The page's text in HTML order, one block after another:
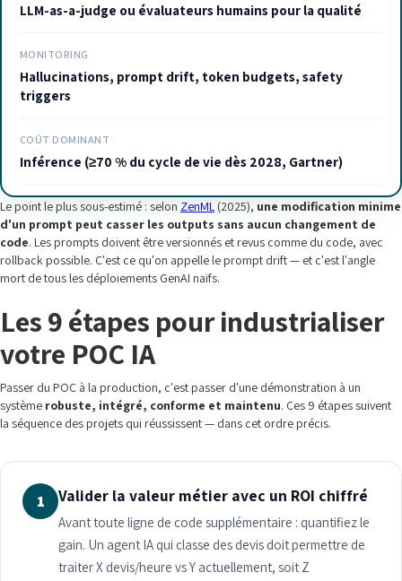
LLM-as-a-judge ou évaluateurs humains pour la qualité
MONITORING
Hallucinations, prompt drift, token budgets, safety
triggers
COÛT DOMINANT
Inférence (≥70 % du cycle de vie dès 2028, Gartner)
Le point le plus sous-estimé : selon ZenML (2025), une modification minime
d'un prompt peut casser les outputs sans aucun changement de
code. Les prompts doivent être versionnés et revus comme du code, avec
rollback possible. C'est ce qu'on appelle le prompt drift — et c'est l'angle
mort de tous les déploiements GenAI naïfs.
Les 9 étapes pour industrialiser
votre POC IA
Passer du POC à la production, c'est passer d'une démonstration à un
système robuste, intégré, conforme et maintenu. Ces 9 étapes suivent
la séquence des projets qui réussissent — dans cet ordre précis.
1 Valider la valeur métier avec un ROI chiffré
Avant toute ligne de code supplémentaire : quantifiez le
gain. Un agent IA qui classe des devis doit permettre de
traiter X devis/heure vs Y actuellement, soit Z